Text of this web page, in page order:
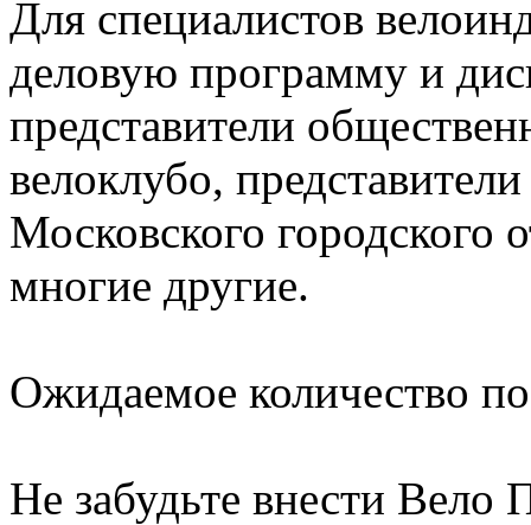
Для специалистов
деловую программу и
представители
велоклубо,
Московского городского
многие другие.
Ожидаемое количество
Не забудьте внести Вело